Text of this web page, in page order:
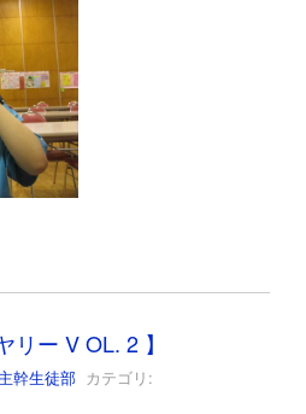
リー V OL. 2 】
主幹生徒部 カテゴリ: